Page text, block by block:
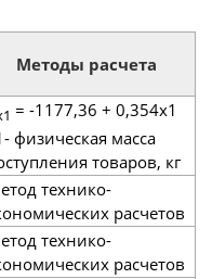
Методы расчета
= -1177,36 + 0,354х1
физическая масса
товаров, кг
технико-
расчетов
технико-
расчетов